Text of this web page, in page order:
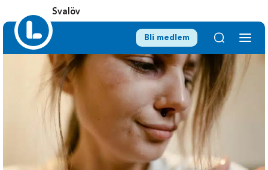
Svalöv
Bli medlem